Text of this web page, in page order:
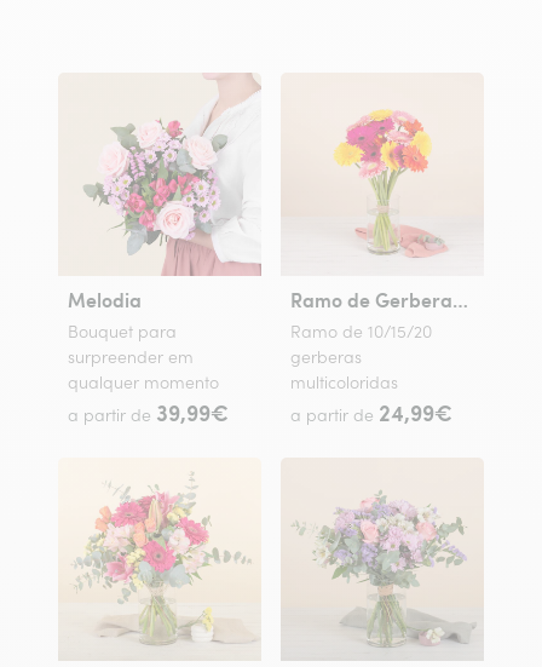
Melodia
Bouquet para
surpreender em
qualquer momento
a partir de 39,99€
Ramo de Gerberas Coloridas
Ramo de 10/15/20
gerberas
multicoloridas
a partir de 24,99€